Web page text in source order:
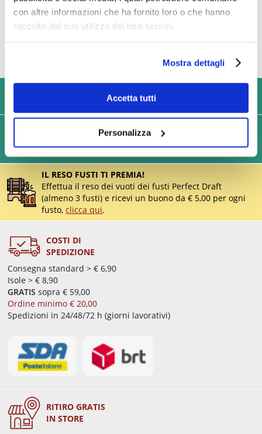
con altre informazioni che ha fornito loro o che hanno
raccolto dal suo utilizzo dei loro servizi.
Mostra dettagli
Accetta tutti
Personalizza
USIAMO SOLO IMBALLAGGI RESISTENTI ED ECOLOGICI
SPEDIZIONI VELOCI IN 24/48/72 ORE (GIORNI
IL RESO FUSTI TI PREMIA!
Effettua il reso dei vuoti dei fusti Perfect Draft
(almeno 3 fusti) e ricevi un buono da € 5,00 per ogni
fusto,clicca qui.
COSTI DI
SPEDIZIONE
Consegna standard > € 6,90
Isole > € 8,90
GRATIS sopra € 59,00
Ordine minimo € 20,00
Spedizioni in 24/48/72 h (giorni lavorativi)
RITIRO GRATIS
IN STORE